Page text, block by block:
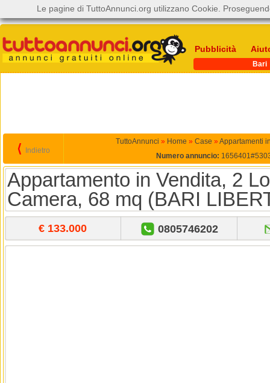
Pubblicità
Bari
⟨ Indietro
TuttoAnnunci » Home » Case » Appartamenti
Numero annuncio:
Appartamento in Vendita, 2
Camera, 68 mq (BARI
€ 133.000 0805746202
Le pagine di TuttoAnnunci.org utilizzano Cookie.